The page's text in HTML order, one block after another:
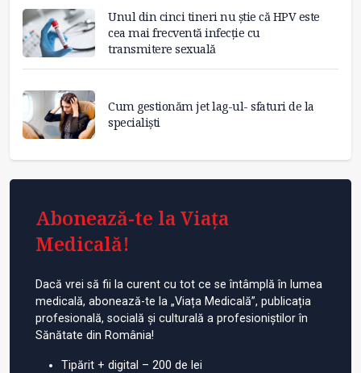
Unul din cinci tineri nu știe că HPV este
cea mai frecventă infecție cu
transmitere sexuală
Cum gestionăm jet lag-ul- sfaturi de la
specialiști
Abonează-te la Viața
Medicală!
Dacă vrei să fii la curent cu tot ce se întâmplă în lumea
medicală, abonează-te la „Viața Medicală”, publicația
profesională, socială și culturală a profesioniștilor în
Sănătate din România!
Tipărit + digital – 200 de lei